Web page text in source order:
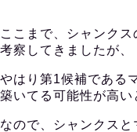
ここまで、シャンク
考察してきましたが、
やはり第1候補である
築いてる可能性が高い
なので、シャンクス